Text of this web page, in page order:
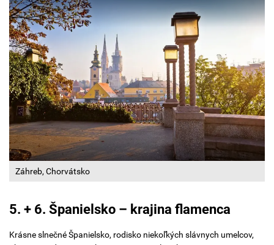
Záhreb, Chorvátsko
5. + 6. Španielsko – krajina flamenca
Krásne slnečné Španielsko, rodisko niekoľkých slávnych umelcov,